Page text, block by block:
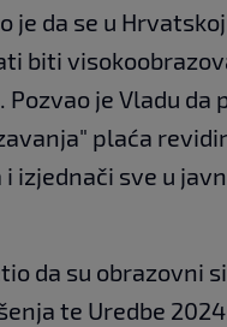
je da se u
biti
Pozvao je Vladu da
plaća
izjednači sve u
da su obrazovni
te Uredbe